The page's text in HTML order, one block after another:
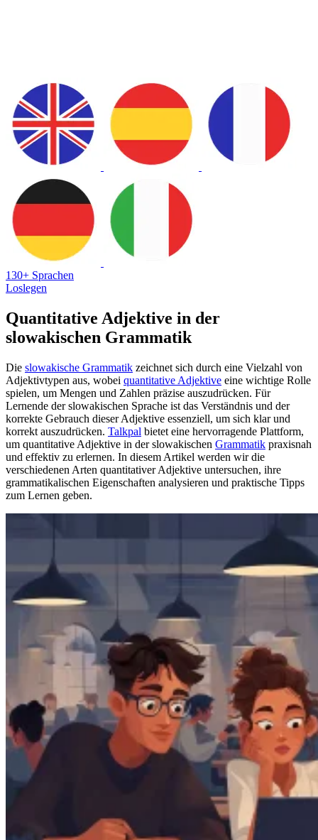
130+ Sprachen
Loslegen
Quantitative Adjektive in der
slowakischen Grammatik
Die slowakische Grammatik zeichnet sich durch eine Vielzahl von
Adjektivtypen aus, wobei quantitative Adjektive eine wichtige Rolle
spielen, um Mengen und Zahlen präzise auszudrücken. Für
Lernende der slowakischen Sprache ist das Verständnis und der
korrekte Gebrauch dieser Adjektive essenziell, um sich klar und
korrekt auszudrücken. Talkpal bietet eine hervorragende Plattform,
um quantitative Adjektive in der slowakischen Grammatik praxisnah
und effektiv zu erlernen. In diesem Artikel werden wir die
verschiedenen Arten quantitativer Adjektive untersuchen, ihre
grammatikalischen Eigenschaften analysieren und praktische Tipps
zum Lernen geben.